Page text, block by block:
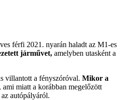
férfi 2021. nyarán haladt az M1-es
járművet, amelyben utasként a
villantott a fényszóróval. Mikor a
miatt a korábban megelőzött
autópályáról.